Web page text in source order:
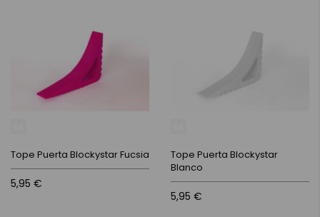
Tope Puerta Blockystar Fucsia
5,95 €
Tope Puerta Blockystar
Blanco
5,95 €